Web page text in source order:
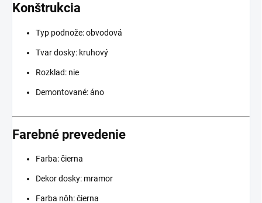
Konštrukcia
Typ podnože: obvodová
Tvar dosky: kruhový
Rozklad: nie
Demontované: áno
Farebné prevedenie
Farba: čierna
Dekor dosky: mramor
Farba nôh: čierna